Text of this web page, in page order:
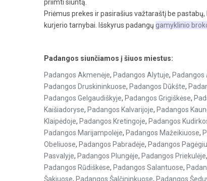
priimti siuntą.
Priėmus prekes ir pasirašius važtaraštį be
kurjerio tarnybai. Išskyrus padangų gamyklinio
Padangos siunčiamos į šiuos miestus:
Padangos Akmenėje, Padangos Alytuje, Padangos
Padangos Druskininkuose, Padangos Dūkšte,
Padangos Gelgaudiškyje, Padangos Grigiškėse,
Kaišiadoryse, Padangos Kalvarijoje, Padangos
Klaipėdoje, Padangos Kretingoje, Padangos
Padangos Marijampolėje, Padangos Mažeikiuose,
Obeliuose, Padangos Pabradėje, Padangos
Pasvalyje, Padangos Plungėje, Padangos Priekulėje,
Padangos Rūdiškėse, Padangos Salantuose,
Šakiuose, Padangos Šalčininkuose, Padangos